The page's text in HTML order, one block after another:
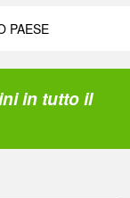
PAESE
in tutto il